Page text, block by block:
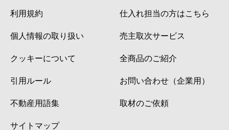
利用規約
個人情報の取り扱い
クッキーについて
引用ルール
不動産用語集
サイトマップ
仕入れ担当の方はこちら
売主取次サービス
全商品のご紹介
お問い合わせ（企業用）
取材のご依頼